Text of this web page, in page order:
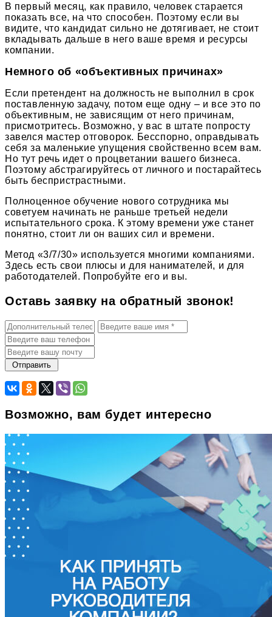
В первый месяц, как правило, человек старается
показать все, на что способен. Поэтому если вы
видите, что кандидат сильно не дотягивает, не стоит
вкладывать дальше в него ваше время и ресурсы
компании.
Немного об «объективных причинах»
Если претендент на должность не выполнил в срок
поставленную задачу, потом еще одну – и все это по
объективным, не зависящим от него причинам,
присмотритесь. Возможно, у вас в штате попросту
завелся мастер отговорок. Бесспорно, оправдывать
себя за маленькие упущения свойственно всем вам.
Но тут речь идет о процветании вашего бизнеса.
Поэтому абстрагируйтесь от личного и постарайтесь
быть беспристрастными.
Полноценное обучение нового сотрудника мы
советуем начинать не раньше третьей недели
испытательного срока. К этому времени уже станет
понятно, стоит ли он ваших сил и времени.
Метод «3/7/30» используется многими компаниями.
Здесь есть свои плюсы и для нанимателей, и для
работодателей. Попробуйте его и вы.
Оставь заявку на обратный звонок!
Возможно, вам будет интересно